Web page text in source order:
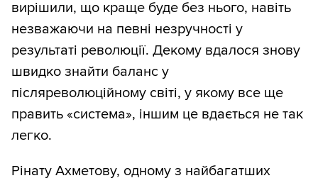
вирішили, що краще буде без нього, навіть
незважаючи на певні незручності у
результаті революції. Декому вдалося знову
швидко знайти баланс у
післяреволюційному світі, у якому все ще
править «система», іншим це вдається не так
легко.
Рінату Ахметову, одному з найбагатших